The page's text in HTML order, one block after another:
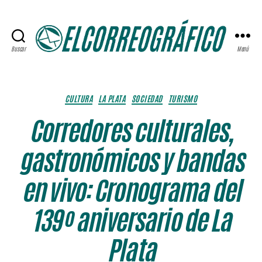
Buscar Menú
Categorías
CULTURA LA PLATA SOCIEDAD TURISMO
Corredores culturales,
gastronómicos y bandas
en vivo: Cronograma del
139º aniversario de La
Plata